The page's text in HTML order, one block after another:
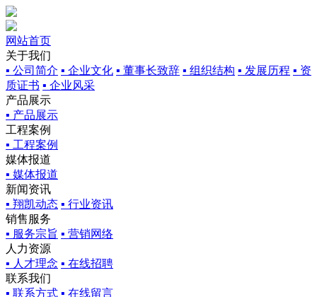
网站首页
关于我们
▪ 公司简介 ▪ 企业文化 ▪ 董事长致辞 ▪ 组织结构 ▪ 发展历程 ▪ 资
质证书 ▪ 企业风采
产品展示
▪ 产品展示
工程案例
▪ 工程案例
媒体报道
▪ 媒体报道
新闻资讯
▪ 翔凯动态 ▪ 行业资讯
销售服务
▪ 服务宗旨 ▪ 营销网络
人力资源
▪ 人才理念 ▪ 在线招聘
联系我们
▪ 联系方式 ▪ 在线留言